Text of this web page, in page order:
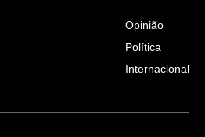
Opinião
Política
Internacional